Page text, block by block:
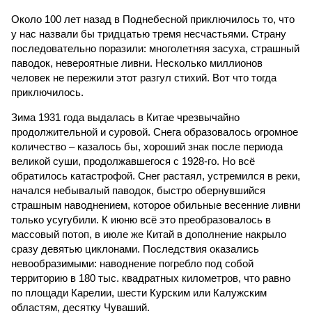
Около 100 лет назад в Поднебесной приключилось то, что
у нас назвали бы тридцатью тремя несчастьями. Страну
последовательно поразили: многолетняя засуха, страшный
паводок, невероятные ливни. Несколько миллионов
человек не пережили этот разгул стихий. Вот что тогда
приключилось.
Зима 1931 года выдалась в Китае чрезвычайно
продолжительной и суровой. Снега образовалось огромное
количество – казалось бы, хороший знак после периода
великой суши, продолжавшегося с 1928-го. Но всё
обратилось катастрофой. Снег растаял, устремился в реки,
начался небывалый паводок, быстро обернувшийся
страшным наводнением, которое обильные весенние ливни
только усугубили. К июню всё это преобразовалось в
массовый потоп, в июле же Китай в дополнение накрыло
сразу девятью циклонами. Последствия оказались
невообразимыми: наводнение погребло под собой
территорию в 180 тыс. квадратных километров, что равно
по площади Карелии, шести Курским или Калужским
областям, десятку Чуваший.